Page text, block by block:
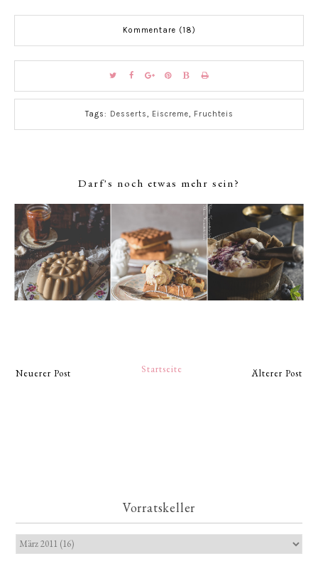
Kommentare (18)
Tags: Desserts, Eiscreme, Fruchteis
Darf's noch etwas mehr sein?
Neuerer Post Älterer Post
Startseite
Vorratskeller